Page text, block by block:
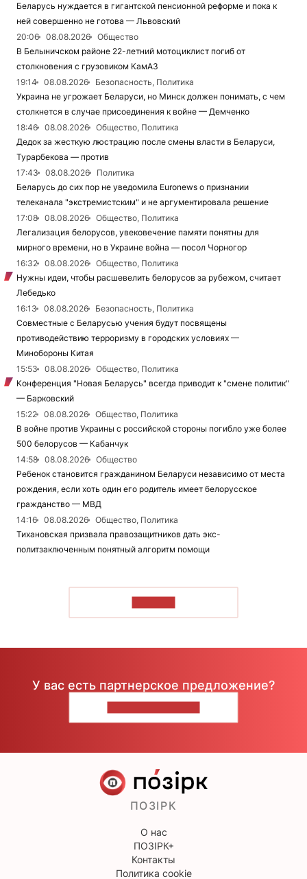
Беларусь нуждается в гигантской пенсионной реформе и пока к
ней совершенно не готова — Львовский
20:06
08.08.2026
Общество
В Белыничском районе 22-летний мотоциклист погиб от
столкновения с грузовиком КамАЗ
19:14
08.08.2026
Безопасность, Политика
Украина не угрожает Беларуси, но Минск должен понимать, с чем
столкнется в случае присоединения к войне — Демченко
18:46
08.08.2026
Общество, Политика
Дедок за жесткую люстрацию после смены власти в Беларуси,
Турарбекова — против
17:43
08.08.2026
Политика
Беларусь до сих пор не уведомила Euronews о признании
телеканала "экстремистским" и не аргументировала решение
17:08
08.08.2026
Общество, Политика
Легализация белорусов, увековечение памяти понятны для
мирного времени, но в Украине война — посол Чорногор
16:32
08.08.2026
Общество, Политика
Нужны идеи, чтобы расшевелить белорусов за рубежом, считает
Лебедько
16:13
08.08.2026
Безопасность, Политика
Совместные с Беларусью учения будут посвящены
противодействию терроризму в городских условиях —
Минобороны Китая
15:53
08.08.2026
Общество, Политика
Конференция "Новая Беларусь" всегда приводит к "смене политик"
— Барковский
15:22
08.08.2026
Общество, Политика
В войне против Украины с российской стороны погибло уже более
500 белорусов — Кабанчук
14:58
08.08.2026
Общество
Ребенок становится гражданином Беларуси независимо от места
рождения, если хоть один его родитель имеет белорусское
гражданство — МВД
14:16
08.08.2026
Общество, Политика
Тихановская призвала правозащитников дать экс-
политзаключенным понятный алгоритм помощи
У вас есть партнерское предложение?
ПОЗІРК
О нас
ПОЗІРК+
Контакты
Политика cookie